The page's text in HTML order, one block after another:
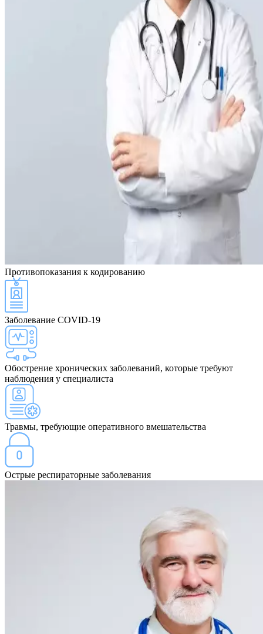
Противопоказания к кодированию
Заболевание COVID-19
Обострение хронических заболеваний, которые требуют
наблюдения у специалиста
Травмы, требующие оперативного вмешательства
Острые респираторные заболевания